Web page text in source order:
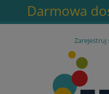
Darmowa
Zarejestruj